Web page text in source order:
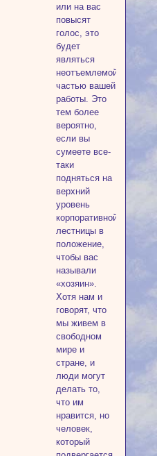
или на вас
повысят
голос, это
будет
являться
неотъемлемой
частью вашей
работы. Это
тем более
вероятно,
если вы
сумеете все-
таки
подняться на
верхний
уровень
корпоративной
лестницы в
положение,
чтобы вас
называли
«хозяин».
Хотя нам и
говорят, что
мы живем в
свободном
мире и
стране, и
люди могут
делать то,
что им
нравится, но
человек,
который